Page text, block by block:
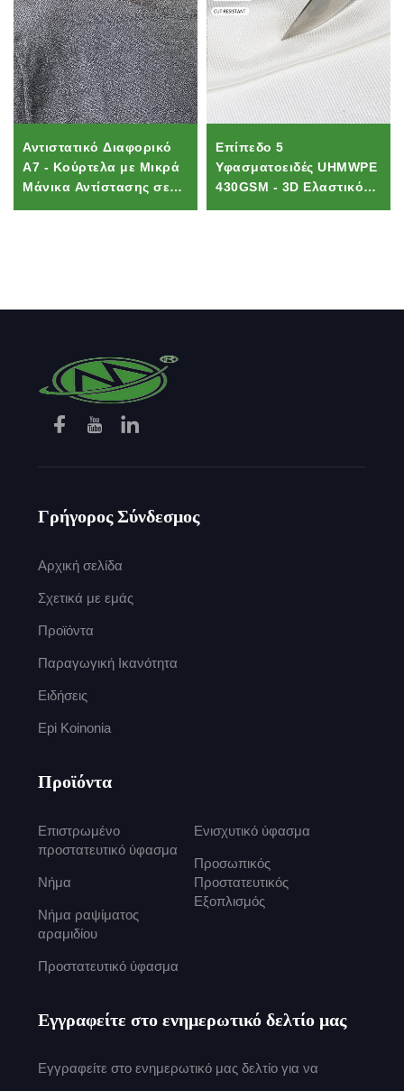
Αντιστατικό Διαφορικό
Α7 - Κούρτελα με Μικρά
Μάνικα Αντίστασης σε
Επίπεδο 5
Υφασματοειδές UHMWPE
430GSM - 3D Ελαστικό
Γρήγορος Σύνδεσμος
Αρχική σελίδα
Σχετικά με εμάς
Προϊόντα
Παραγωγική Ικανότητα
Ειδήσεις
Epi Koinonia
Προϊόντα
Επιστρωμένο
προστατευτικό ύφασμα
Νήμα
Νήμα ραψίματος
αραμιδίου
Προστατευτικό ύφασμα
Ενισχυτικό ύφασμα
Προσωπικός
Προστατευτικός
Εξοπλισμός
Εγγραφείτε στο ενημερωτικό δελτίο μας
Εγγραφείτε στο ενημερωτικό μας δελτίο για να